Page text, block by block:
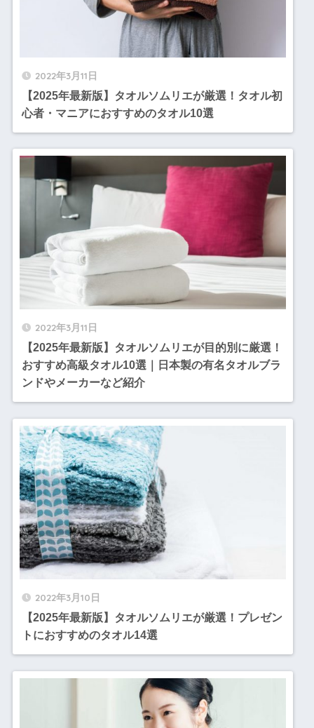
2022年3月11日
【2025年最新版】タオルソムリエが厳選！タオル初
心者・マニアにおすすめのタオル10選
2022年3月11日
【2025年最新版】タオルソムリエが目的別に厳選！
おすすめ高級タオル10選｜日本製の有名タオルブラ
ンドやメーカーなど紹介
2022年3月10日
【2025年最新版】タオルソムリエが厳選！プレゼン
トにおすすめのタオル14選